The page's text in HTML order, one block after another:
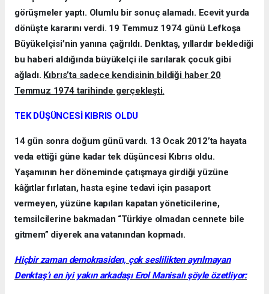
görüşmeler yaptı. Olumlu bir sonuç alamadı. Ecevit yurda
dönüşte kararını verdi. 19 Temmuz 1974 günü Lefkoşa
Büyükelçisi’nin yanına çağrıldı. Denktaş, yıllardır beklediği
bu haberi aldığında büyükelçi ile sarılarak çocuk gibi
ağladı. Kıbrıs’ta sadece kendisinin bildiği haber 20
Temmuz 1974 tarihinde gerçekleşti.
TEK DÜŞÜNCESİ KIBRIS OLDU
14 gün sonra doğum günü vardı. 13 Ocak 2012’ta hayata
veda ettiği güne kadar tek düşüncesi Kıbrıs oldu.
Yaşamının her döneminde çatışmaya girdiği yüzüne
kâğıtlar fırlatan, hasta eşine tedavi için pasaport
vermeyen, yüzüne kapıları kapatan yöneticilerine,
temsilcilerine bakmadan “Türkiye olmadan cennete bile
gitmem” diyerek ana vatanından kopmadı.
Hiçbir zaman demokrasiden, çok seslilikten ayrılmayan
Denktaş’ı en iyi yakın arkadaşı Erol Manisalı şöyle özetliyor: